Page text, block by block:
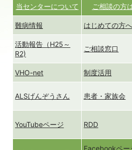
当センターについて ご相談の方
難病情報 はじめての方へ
活動報告（H25～
R2)
ご相談窓口
VHO-net 制度活用
ALSげんぞうさん 患者・家族会
YouTubeページ RDD